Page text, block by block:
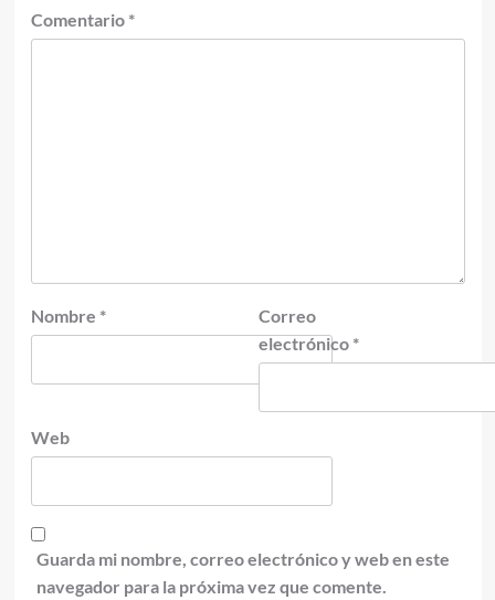
Comentario *
Nombre *
Correo
electrónico *
Web
Guarda mi nombre, correo electrónico y web en este
navegador para la próxima vez que comente.